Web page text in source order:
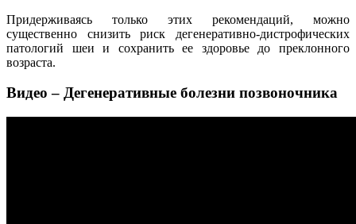
Придерживаясь только этих рекомендаций, можно
существенно снизить риск дегенеративно-дистрофических
патологий шеи и сохранить ее здоровье до преклонного
возраста.
Видео – Дегенеративные болезни позвоночника